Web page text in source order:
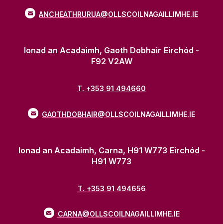
ANCHEATHRURUA@OLLSCOILNAGAILLIMHE.IE
Ionad an Acadaimh, Gaoth Dobhair Eirchód -
F92 V2AW
T. +353 91 494660
GAOTHDOBHAIR@OLLSCOILNAGAILLIMHE.IE
Ionad an Acadaimh, Carna, H91 W773 Eirchód -
H91 W773
T. +353 91 494656
CARNA@OLLSCOILNAGAILLIMHE.IE